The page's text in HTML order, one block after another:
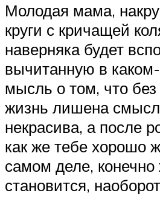
Молодая мама,
круги с кричащей
наверняка будет
вычитанную в
мысль о том, что без
жизнь лишена
некрасива, а после
как же тебе хорошо
самом деле,
становится,